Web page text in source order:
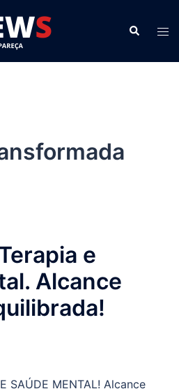
Search
e
Alcance
SAÚDE MENTAL! Alcance